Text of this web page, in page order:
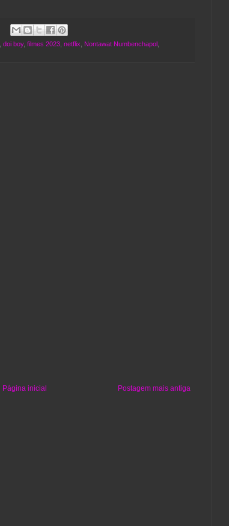
doi boy, filmes 2023 netflix Nontawat Numbenchapol
Postagem mais antiga
Página inicial